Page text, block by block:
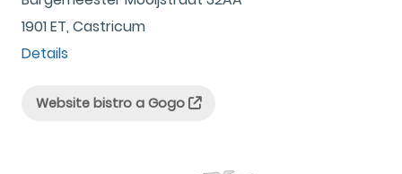
1901 ET, Castricum
Details
Website bistro a Gogo